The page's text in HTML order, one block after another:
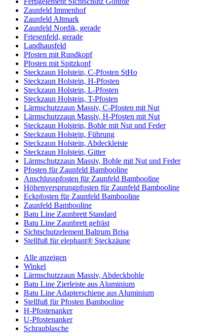
Zaunfeld Immenhof
Zaunfeld Altmark
Zaunfeld Nordik, gerade
Friesenfeld, gerade
Landhausfeld
Pfosten mit Rundkopf
Pfosten mit Spitzkopf
Steckzaun Holstein, C-Pfosten StHo
Steckzaun Holstein, H-Pfosten
Steckzaun Holstein, L-Pfosten
Steckzaun Holstein, T-Pfosten
Lärmschutzzaun Massiv, C-Pfosten mit Nut
Lärmschutzzaun Massiv, H-Pfosten mit Nut
Steckzaun Holstein, Bohle mit Nut und Feder
Steckzaun Holstein, Führung
Steckzaun Holstein, Abdeckleiste
Steckzaun Holstein, Gitter
Lärmschutzzaun Massiv, Bohle mit Nut und Feder
Pfosten für Zaunfeld Bambooline
Anschlusspfosten für Zaunfeld Bambooline
Höhenversprungpfosten für Zaunfeld Bambooline
Eckpfosten für Zaunfeld Bambooline
Zaunfeld Bambooline
Batu Line Zaunbrett Standard
Batu Line Zaunbrett gefräst
Sichtschutzelement Baltrum Brisa
Stellfuß für elephant® Steckzäune
Alle anzeigen
Winkel
Lärmschutzzaun Massiv, Abdeckbohle
Batu Line Zierleiste aus Aluminium
Batu Line Adapterschiene aus Aluminium
Stellfuß für Pfosten Bambooline
H-Pfostenanker
U-Pfostenanker
Schraublasche